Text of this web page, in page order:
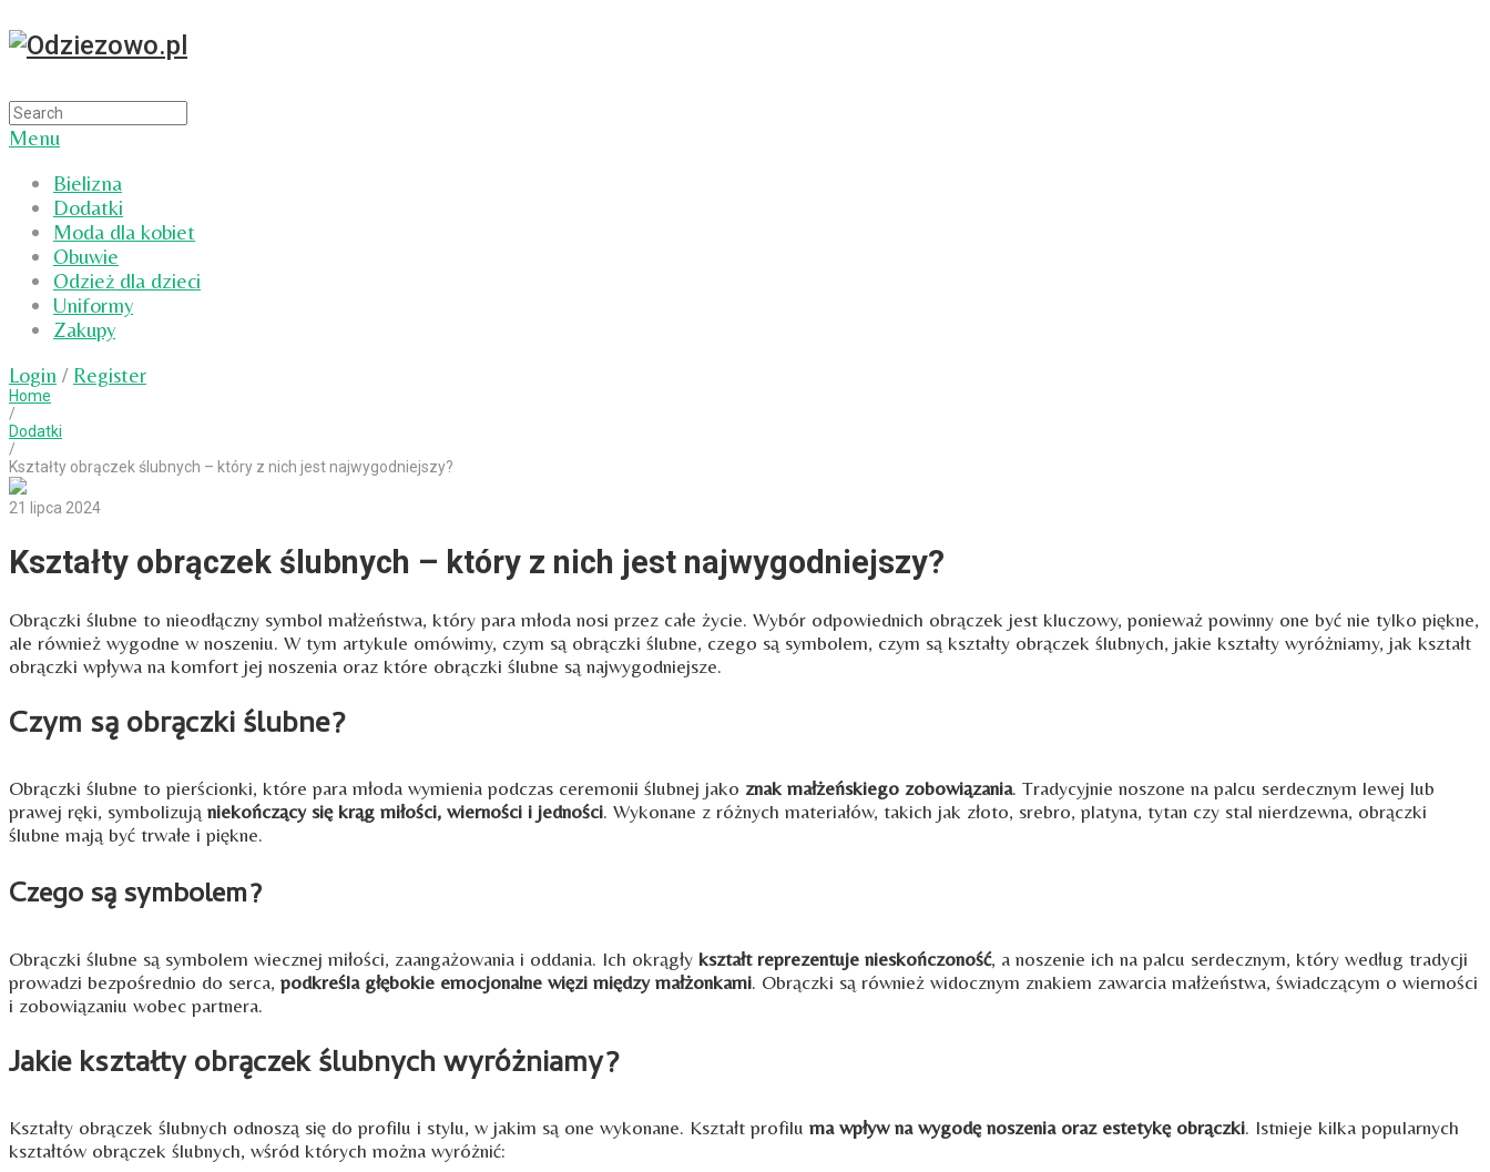
Menu
Bielizna
Dodatki
Moda dla kobiet
Obuwie
Odzież dla dzieci
Uniformy
Zakupy
Login / Register
Home
/
Dodatki
/
Kształty obrączek ślubnych – który z nich jest najwygodniejszy?
21 lipca 2024
Kształty obrączek ślubnych – który z nich jest najwygodniejszy?
Obrączki ślubne to nieodłączny symbol małżeństwa, który para młoda nosi przez całe życie. Wybór odpowiednich obrączek jest kluczowy, ponieważ powinny one być nie tylko piękne,
ale również wygodne w noszeniu. W tym artykule omówimy, czym są obrączki ślubne, czego są symbolem, czym są kształty obrączek ślubnych, jakie kształty wyróżniamy, jak kształt
obrączki wpływa na komfort jej noszenia oraz które obrączki ślubne są najwygodniejsze.
Czym są obrączki ślubne?
Obrączki ślubne to pierścionki, które para młoda wymienia podczas ceremonii ślubnej jako znak małżeńskiego zobowiązania. Tradycyjnie noszone na palcu serdecznym lewej lub
prawej ręki, symbolizują niekończący się krąg miłości, wierności i jedności. Wykonane z różnych materiałów, takich jak złoto, srebro, platyna, tytan czy stal nierdzewna, obrączki
ślubne mają być trwałe i piękne.
Czego są symbolem?
Obrączki ślubne są symbolem wiecznej miłości, zaangażowania i oddania. Ich okrągły kształt reprezentuje nieskończoność, a noszenie ich na palcu serdecznym, który według tradycji
prowadzi bezpośrednio do serca, podkreśla głębokie emocjonalne więzi między małżonkami. Obrączki są również widocznym znakiem zawarcia małżeństwa, świadczącym o wierności
i zobowiązaniu wobec partnera.
Jakie kształty obrączek ślubnych wyróżniamy?
Kształty obrączek ślubnych odnoszą się do profilu i stylu, w jakim są one wykonane. Kształt profilu ma wpływ na wygodę noszenia oraz estetykę obrączki. Istnieje kilka popularnych
kształtów obrączek ślubnych, wśród których można wyróżnić: